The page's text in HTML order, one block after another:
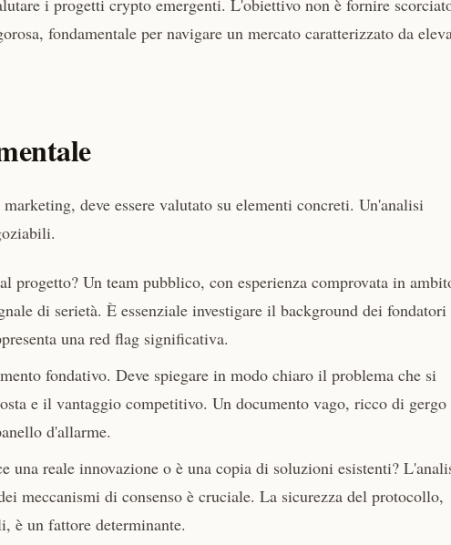
fondamentale per navigare un mercato caratterizzato da
deve essere valutato su elementi concreti. Un'analisi
progetto? Un team pubblico, con esperienza comprovata in
di serietà. È essenziale investigare il background dei fondatori
una red flag significativa.
fondativo. Deve spiegare in modo chiaro il problema che si
e il vantaggio competitivo. Un documento vago, ricco di gergo
d'allarme.
una reale innovazione o è una copia di soluzioni esistenti?
meccanismi di consenso è cruciale. La sicurezza del protocollo,
è un fattore determinante.